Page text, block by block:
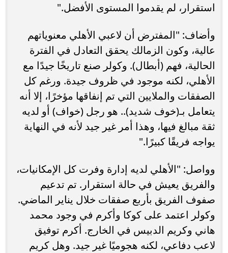
استقرار، لم يقدموا المستوى الأفضل."
وأضاف: "المفترض أن لاعبي الأهلي معنوياتهم
عالية، وكون الزمالك يحقق التعادل في الفترة
الحالية، فهم (أبطال). وكولر صنع تاريخًا جيدًا مع
الأهلي، لكنه موجود في ظروف جيدة. ورغم كل
الصفقات والملايين التي تم إنفاقها مؤخرًا، إلا أنه
يتعامل بـ(خوف شديد).. هو رجل (خواف) أو لديه
ثقة مبالغ فيها، وهذا أمر غير جيد لأنه في النهاية
يواجه فريقًا كبيرًا."
وواصل: "الأهلي لديه إدارة وفرت كل الإمكانيات،
والفريق يعيش في حالة استقرار. تم تدعيم
صفوف الفريق بأربع صفقات خلال يناير الماضي.
وكولر اعتمد على كوكا وأكرم في وجود محمد
هاني وكريم الدبيس في الخارج. أكرم توفيق
لاعب دفاعي، لكنه هجوميًا غير جيد. وهل كريم